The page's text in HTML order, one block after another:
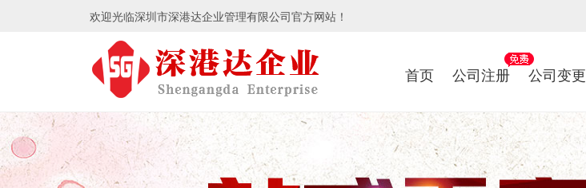
欢迎光临深圳市深港达企业管理有限公司官方网站！
首页 公司注册 公司变更